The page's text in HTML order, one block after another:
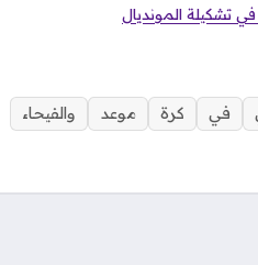
تشكيلة المونديال
في كرة موعد والفيحاء